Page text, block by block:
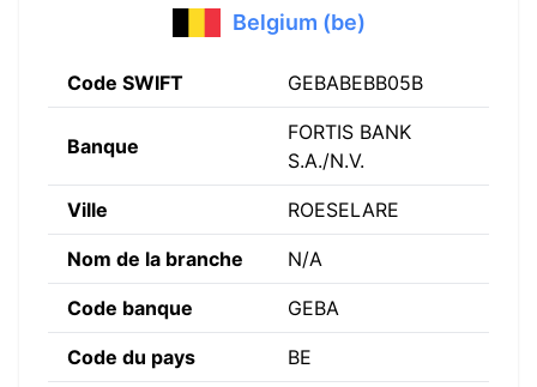
Belgium (be)
Code SWIFT GEBABEBB05B
Banque
FORTIS BANK
S.A./N.V.
Ville ROESELARE
Nom de la branche N/A
Code banque GEBA
Code du pays BE